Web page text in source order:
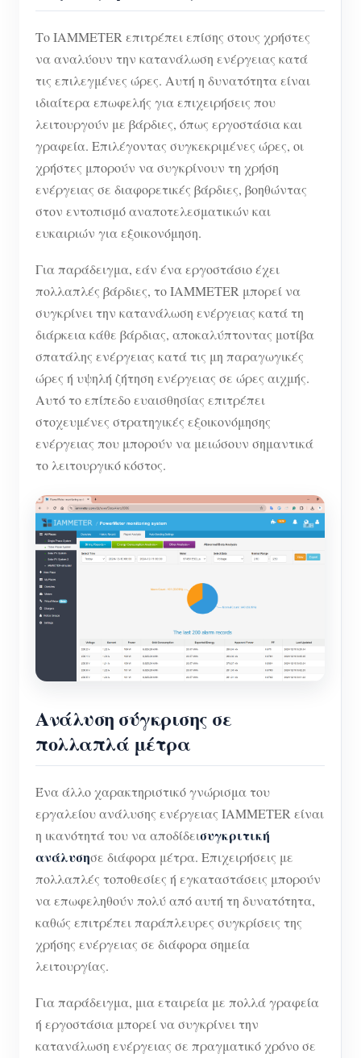
Το IAMMETER επιτρέπει επίσης στους χρήστες
να αναλύουν την κατανάλωση ενέργειας κατά
τις επιλεγμένες ώρες. Αυτή η δυνατότητα είναι
ιδιαίτερα επωφελής για επιχειρήσεις που
λειτουργούν με βάρδιες, όπως εργοστάσια και
γραφεία. Επιλέγοντας συγκεκριμένες ώρες, οι
χρήστες μπορούν να συγκρίνουν τη χρήση
ενέργειας σε διαφορετικές βάρδιες, βοηθώντας
στον εντοπισμό αναποτελεσματικών και
ευκαιριών για εξοικονόμηση.
Για παράδειγμα, εάν ένα εργοστάσιο έχει
πολλαπλές βάρδιες, το IAMMETER μπορεί να
συγκρίνει την κατανάλωση ενέργειας κατά τη
διάρκεια κάθε βάρδιας, αποκαλύπτοντας μοτίβα
σπατάλης ενέργειας κατά τις μη παραγωγικές
ώρες ή υψηλή ζήτηση ενέργειας σε ώρες αιχμής.
Αυτό το επίπεδο ευαισθησίας επιτρέπει
στοχευμένες στρατηγικές εξοικονόμησης
ενέργειας που μπορούν να μειώσουν σημαντικά
το λειτουργικό κόστος.
Ανάλυση σύγκρισης σε
πολλαπλά μέτρα
Ένα άλλο χαρακτηριστικό γνώρισμα του
εργαλείου ανάλυσης ενέργειας IAMMETER είναι
η ικανότητά του να αποδίδεισυγκριτική
ανάλυσησε διάφορα μέτρα. Επιχειρήσεις με
πολλαπλές τοποθεσίες ή εγκαταστάσεις μπορούν
να επωφεληθούν πολύ από αυτή τη δυνατότητα,
καθώς επιτρέπει παράπλευρες συγκρίσεις της
χρήσης ενέργειας σε διάφορα σημεία
λειτουργίας.
Για παράδειγμα, μια εταιρεία με πολλά γραφεία
ή εργοστάσια μπορεί να συγκρίνει την
κατανάλωση ενέργειας σε πραγματικό χρόνο σε